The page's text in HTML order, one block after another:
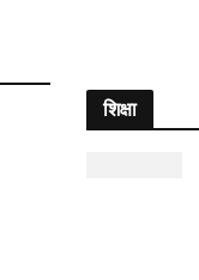
शिक्षा